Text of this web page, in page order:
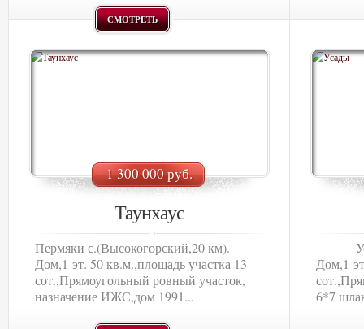
СМОТРЕТЬ
1 300 000 руб.
Таунхаус
Пермяки с.(Высокогорский,20 км).
Дом,1-эт. 50 кв.м.,площадь участка 13
сот.,Прямоугольный ровный участок,
назначение ИЖС,дом 1991...
Дом,1-
6*7